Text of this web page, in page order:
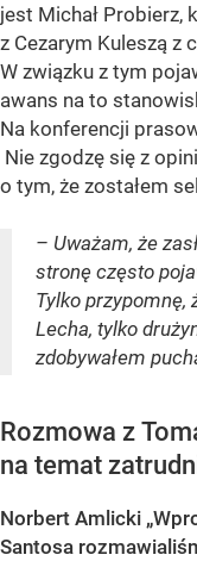
jest Michał Probierz,
z Cezarym Kuleszą z
W związku z tym
awans na to
Na konferencji
Nie zgodzę się z
o tym, że zostałem
– Uważam, że
stronę często
Tylko przypomnę,
Lecha, tylko
zdobywałem
Rozmowa z
na temat
Norbert Amlicki
Santosa